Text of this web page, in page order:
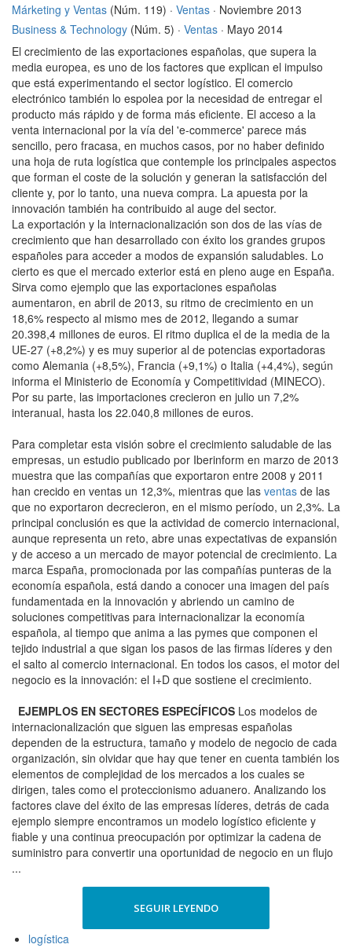
Márketing y Ventas (Núm. 119) · Ventas · Noviembre 2013
Business & Technology (Núm. 5) · Ventas · Mayo 2014
El crecimiento de las exportaciones españolas, que supera la
media europea, es uno de los factores que explican el impulso
que está experimentando el sector logístico. El comercio
electrónico también lo espolea por la necesidad de entregar el
producto más rápido y de forma más eficiente. El acceso a la
venta internacional por la vía del 'e-commerce' parece más
sencillo, pero fracasa, en muchos casos, por no haber definido
una hoja de ruta logística que contemple los principales aspectos
que forman el coste de la solución y generan la satisfacción del
cliente y, por lo tanto, una nueva compra. La apuesta por la
innovación también ha contribuido al auge del sector.
La exportación y la internacionalización son dos de las vías de
crecimiento que han desarrollado con éxito los grandes grupos
españoles para acceder a modos de expansión saludables. Lo
cierto es que el mercado exterior está en pleno auge en España.
Sirva como ejemplo que las exportaciones españolas
aumentaron, en abril de 2013, su ritmo de crecimiento en un
18,6% respecto al mismo mes de 2012, llegando a sumar
20.398,4 millones de euros. El ritmo duplica el de la media de la
UE-27 (+8,2%) y es muy superior al de potencias exportadoras
como Alemania (+8,5%), Francia (+9,1%) o Italia (+4,4%), según
informa el Ministerio de Economía y Competitividad (MINECO).
Por su parte, las importaciones crecieron en julio un 7,2%
interanual, hasta los 22.040,8 millones de euros.
Para completar esta visión sobre el crecimiento saludable de las
empresas, un estudio publicado por Iberinform en marzo de 2013
muestra que las compañías que exportaron entre 2008 y 2011
han crecido en ventas un 12,3%, mientras que las ventas de las
que no exportaron decrecieron, en el mismo período, un 2,3%. La
principal conclusión es que la actividad de comercio internacional,
aunque representa un reto, abre unas expectativas de expansión
y de acceso a un mercado de mayor potencial de crecimiento. La
marca España, promocionada por las compañías punteras de la
economía española, está dando a conocer una imagen del país
fundamentada en la innovación y abriendo un camino de
soluciones competitivas para internacionalizar la economía
española, al tiempo que anima a las pymes que componen el
tejido industrial a que sigan los pasos de las firmas líderes y den
el salto al comercio internacional. En todos los casos, el motor del
negocio es la innovación: el I+D que sostiene el crecimiento.
EJEMPLOS EN SECTORES ESPECÍFICOS Los modelos de
internacionalización que siguen las empresas españolas
dependen de la estructura, tamaño y modelo de negocio de cada
organización, sin olvidar que hay que tener en cuenta también los
elementos de complejidad de los mercados a los cuales se
dirigen, tales como el proteccionismo aduanero. Analizando los
factores clave del éxito de las empresas líderes, detrás de cada
ejemplo siempre encontramos un modelo logístico eficiente y
fiable y una continua preocupación por optimizar la cadena de
suministro para convertir una oportunidad de negocio en un flujo
...
SEGUIR LEYENDO
logística